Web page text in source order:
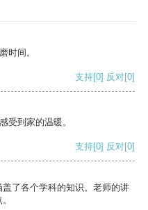
时间。
支持[0] 反对[0]
受到家的温暖。
支持[0] 反对[0]
了各个学科的知识。老师的讲